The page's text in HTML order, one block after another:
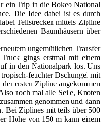
ein Trip in die Bokeo National
Die Idee dabei ist es durch
Teilstrecken mittels Zipline
Baumhäusern über
ungemütlichen Transfer
gings erstmal mit einem
in den Nationalpark los. Uns
feuchter Dschungel mit
ersten Zipline angekommen
noch mal alle Seile, Knoten
genommen und dann
Bei Ziplines mit teils über 500
Höhe von 150 m kann einem